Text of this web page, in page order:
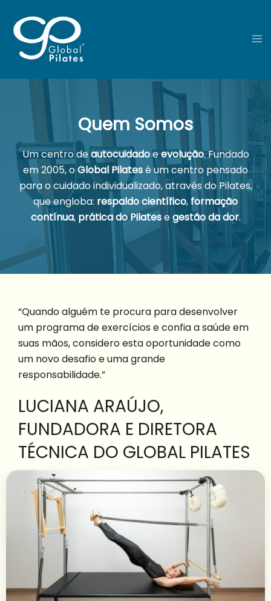
Quem Somos
Um centro deautocuidadoeevolução. Fundado
em 2005, oGlobal Pilatesé um centro pensado
para o cuidado individualizado, através do Pilates,
que engloba: respaldo científico, formação
contínua, prática do Pilatesegestão da dor.
“Quando alguém te procura para desenvolver
um programa de exercícios e confia a saúde em
suas mãos, considero esta oportunidade como
um novo desafio e uma grande
responsabilidade.”
LUCIANA ARAÚJO,
FUNDADORA E DIRETORA
TÉCNICA DO GLOBAL PILATES